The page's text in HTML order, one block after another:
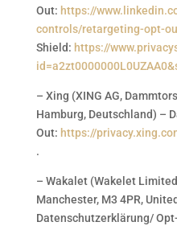
Out: https://
controls/retargeting-opt-
Shield: https://
– Xing (XING AG,
Hamburg, Deutschland) –
Out: https://
.
– Wakalet (Wakelet
Manchester, M3 4PR,
Datenschutzerklärung/